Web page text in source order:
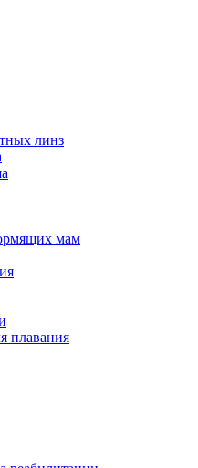
линз
мам
плавания